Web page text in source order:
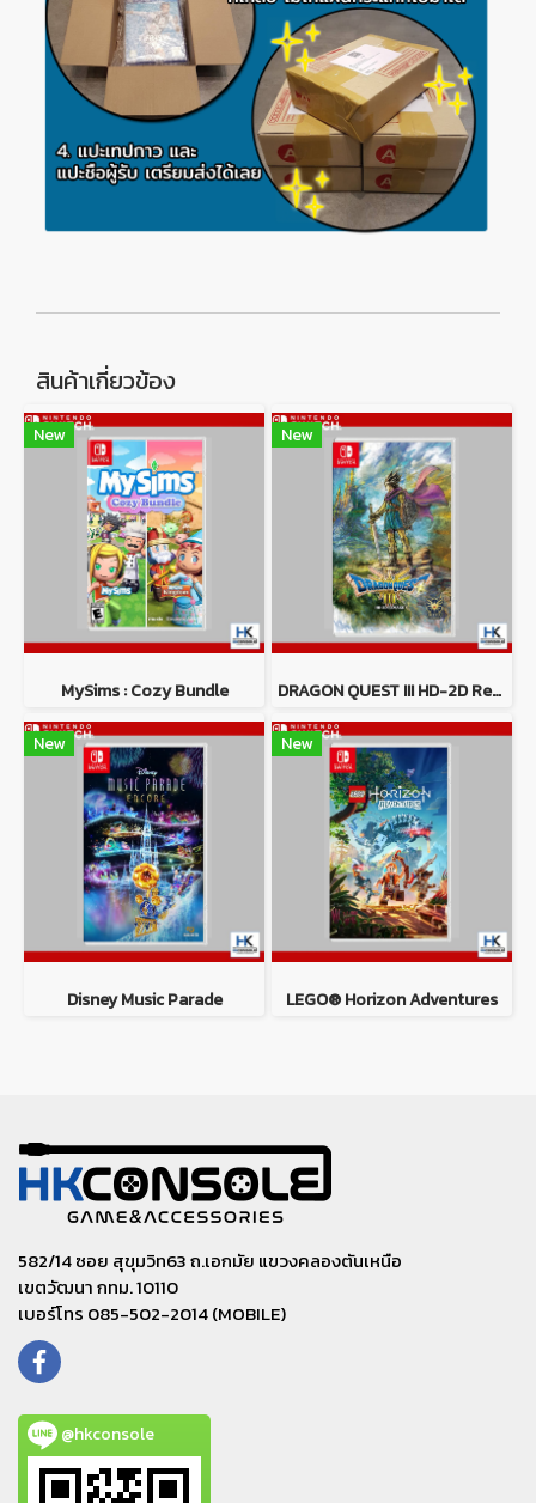
สินค้าเกี่ยวข้อง
New
MySims : Cozy Bundle
New
DRAGON QUEST III HD-2D Remake
New
Disney Music Parade
New
LEGO® Horizon Adventures
582/14 ซอย สุขุมวิท63 ถ.เอกมัย แขวงคลองตันเหนือ
เขตวัฒนา กทม. 10110
เบอร์โทร 085-502-2014 (MOBILE)
@hkconsole